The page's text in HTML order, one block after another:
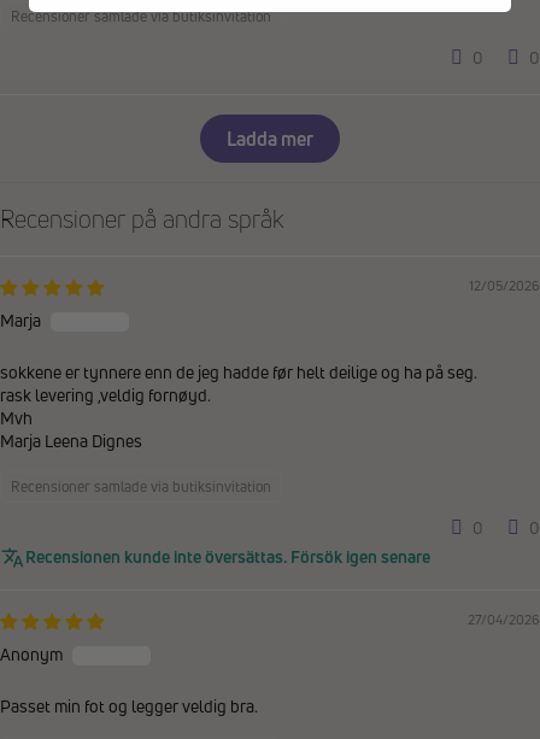
Recensioner samlade via butiksinvitation
0 0
Ladda mer
Recensioner på andra språk
12/05/2026
Marja
sokkene er tynnere enn de jeg hadde før helt deilige og ha på seg.
rask levering ,veldig fornøyd.
Mvh
Marja Leena Dignes
Recensioner samlade via butiksinvitation
0
0
Recensionen kunde inte översättas. Försök igen senare
27/04/2026
Anonym
Passet min fot og legger veldig bra.